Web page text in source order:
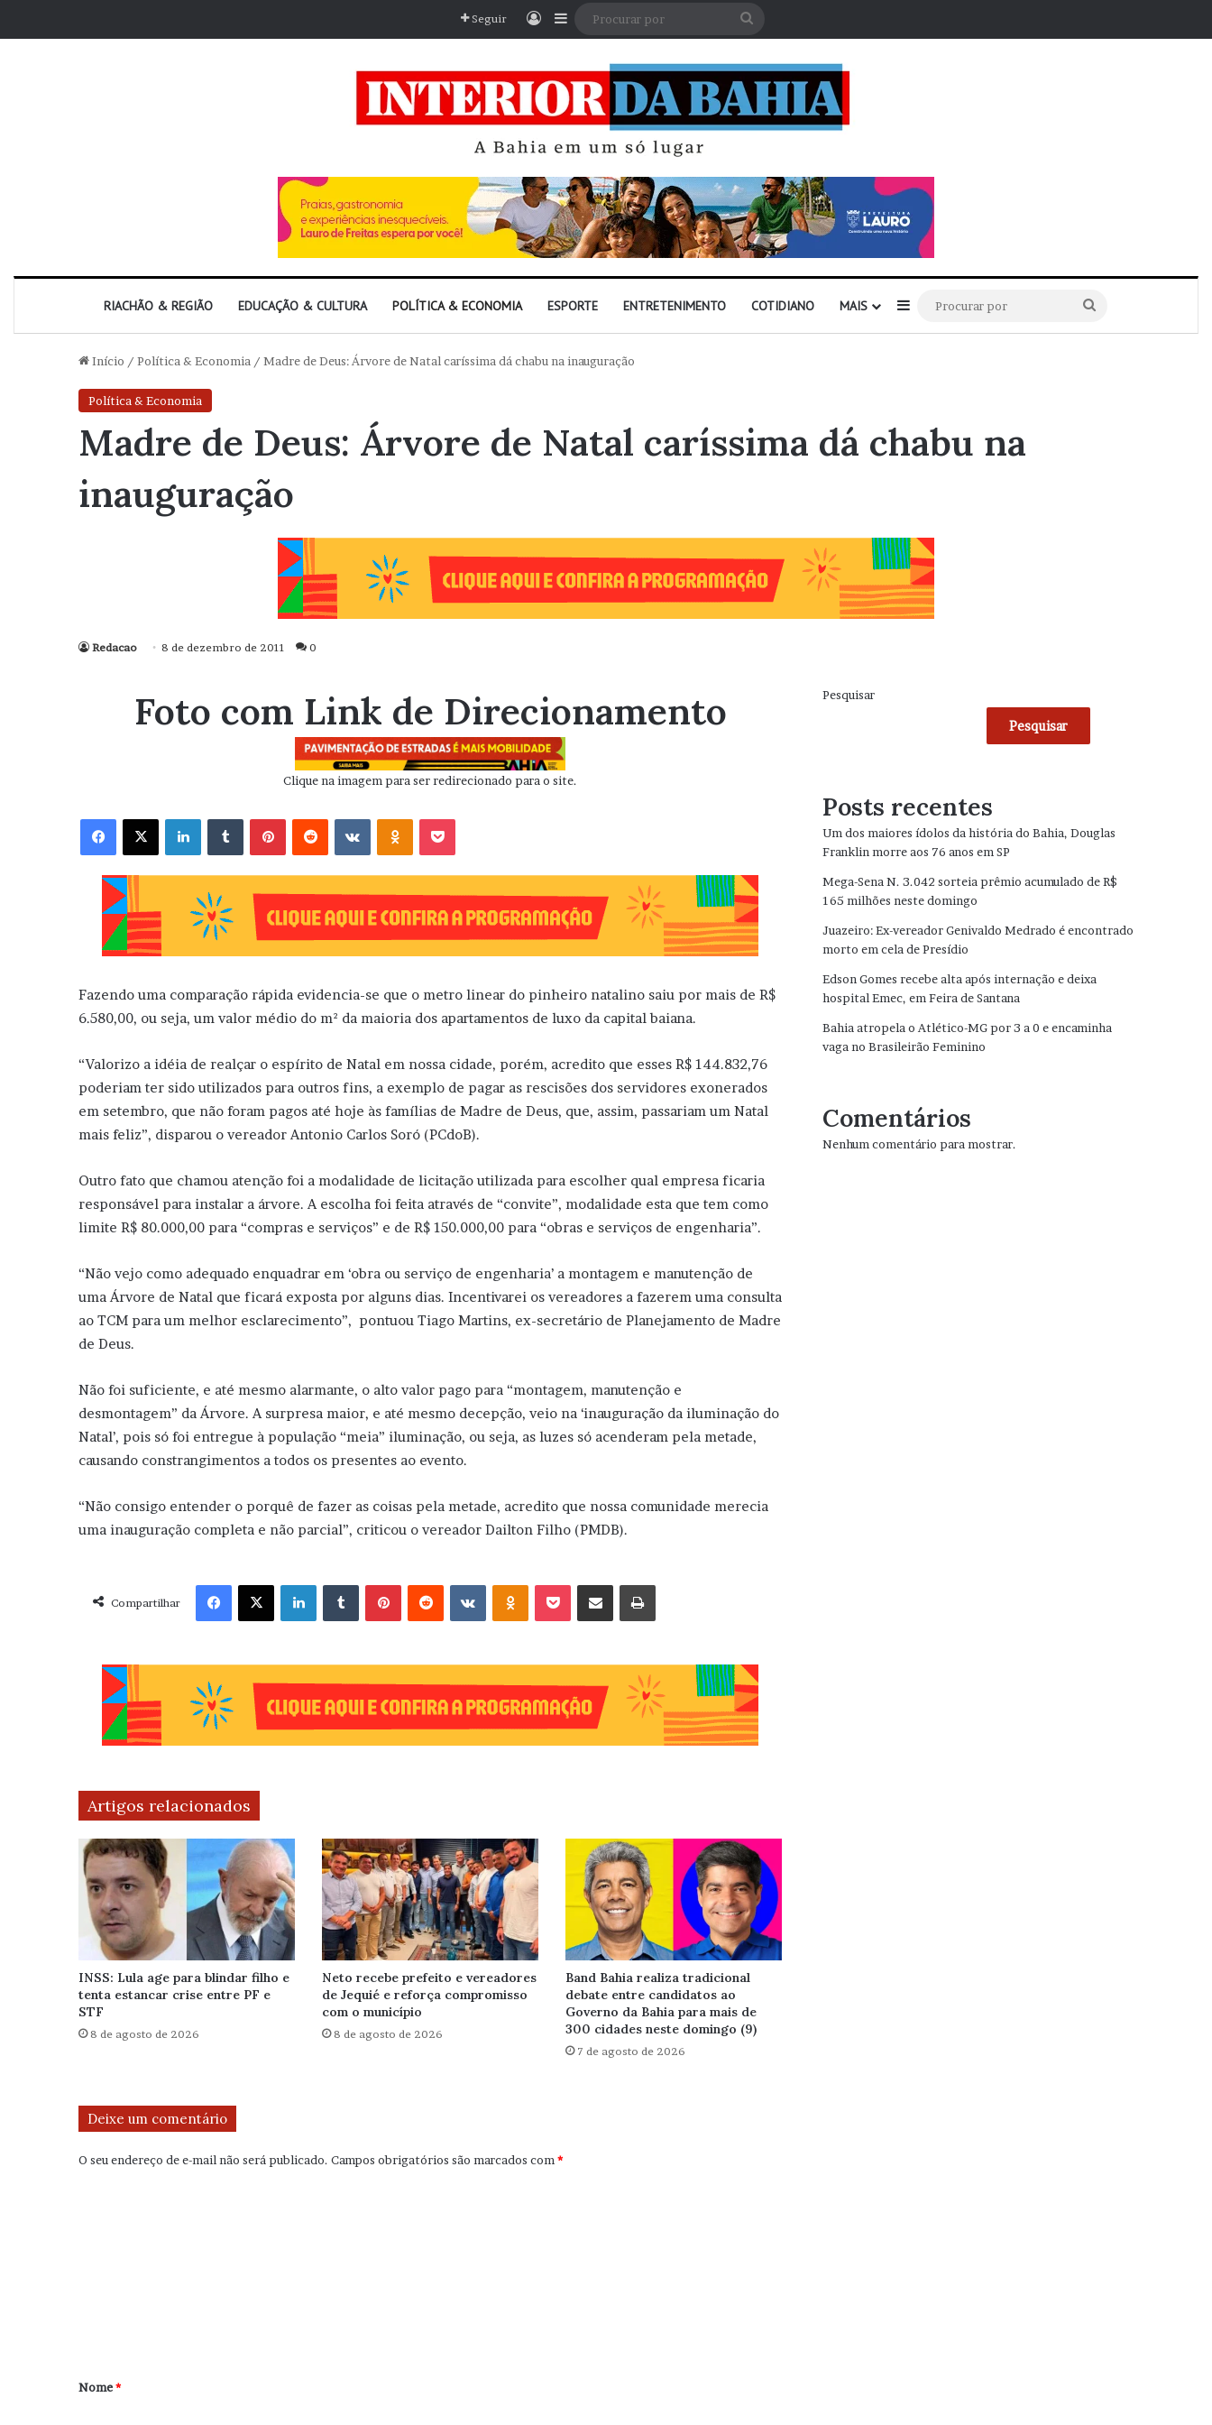
Seguir EntrarBarra Lateral
RIACHÃO & REGIÃO EDUCAÇÃO & CULTURA POLÍTICA & ECONOMIA ESPORTE ENTRETENIMENTO COTIDIANO MAIS Barra Lateral
por
Início / Política & Economia / Madre de Deus: Árvore de Natal caríssima dá chabu na inauguração
Política & Economia
Madre de Deus: Árvore de Natal caríssima dá chabu na
inauguração
Redacao 8 de dezembro de 2011 0
Foto com Link de Direcionamento
Clique na imagem para ser redirecionado para o site.
Facebook X Linkedin VK OK
Fazendo uma comparação rápida evidencia-se que o metro linear do pinheiro natalino saiu por mais de R$
6.580,00, ou seja, um valor médio do m² da maioria dos apartamentos de luxo da capital baiana.
“Valorizo a idéia de realçar o espírito de Natal em nossa cidade, porém, acredito que esses R$ 144.832,76
poderiam ter sido utilizados para outros fins, a exemplo de pagar as rescisões dos servidores exonerados
em setembro, que não foram pagos até hoje às famílias de Madre de Deus, que, assim, passariam um Natal
mais feliz”, disparou o vereador Antonio Carlos Soró (PCdoB).
Outro fato que chamou atenção foi a modalidade de licitação utilizada para escolher qual empresa ficaria
responsável para instalar a árvore. A escolha foi feita através de “convite”, modalidade esta que tem como
limite R$ 80.000,00 para “compras e serviços” e de R$ 150.000,00 para “obras e serviços de engenharia”.
“Não vejo como adequado enquadrar em ‘obra ou serviço de engenharia’ a montagem e manutenção de
uma Árvore de Natal que ficará exposta por alguns dias. Incentivarei os vereadores a fazerem uma consulta
ao TCM para um melhor esclarecimento”, pontuou Tiago Martins, ex-secretário de Planejamento de Madre
de Deus.
Não foi suficiente, e até mesmo alarmante, o alto valor pago para “montagem, manutenção e
desmontagem” da Árvore. A surpresa maior, e até mesmo decepção, veio na ‘inauguração da iluminação do
Natal’, pois só foi entregue à população “meia” iluminação, ou seja, as luzes só acenderam pela metade,
causando constrangimentos a todos os presentes ao evento.
“Não consigo entender o porquê de fazer as coisas pela metade, acredito que nossa comunidade merecia
uma inauguração completa e não parcial”, criticou o vereador Dailton Filho (PMDB).
Compartilhar
Facebook X Linkedin VK OK
Artigos relacionados
INSS: Lula age para blindar filho e
tenta estancar crise entre PF e
STF
8 de agosto de 2026
Neto recebe prefeito e vereadores
de Jequié e reforça compromisso
com o município
8 de agosto de 2026
Band Bahia realiza tradicional
debate entre candidatos ao
Governo da Bahia para mais de
300 cidades neste domingo (9)
7 de agosto de 2026
Deixe um comentário
O seu endereço de e-mail não será publicado. Campos obrigatórios são marcados com*
r
Nome*
Pesquisar
Pesquisar
Posts recentes
Um dos maiores ídolos da história do Bahia, Douglas
Franklin morre aos 76 anos em SP
Mega-Sena N. 3.042 sorteia prêmio acumulado de R$
165 milhões neste domingo
Juazeiro: Ex-vereador Genivaldo Medrado é encontrado
morto em cela de Presídio
Edson Gomes recebe alta após internação e deixa
hospital Emec, em Feira de Santana
Bahia atropela o Atlético-MG por 3 a 0 e encaminha
vaga no Brasileirão Feminino
Comentários
Nenhum comentário para mostrar.